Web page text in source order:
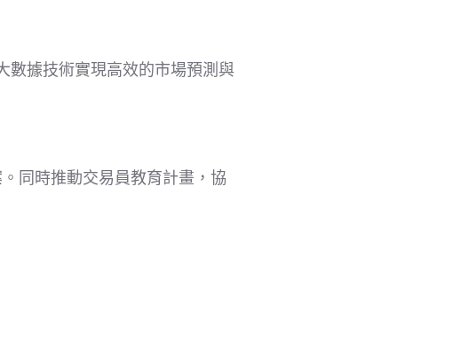
數據技術實現高效的市場預測與
同時推動交易員教育計畫，協